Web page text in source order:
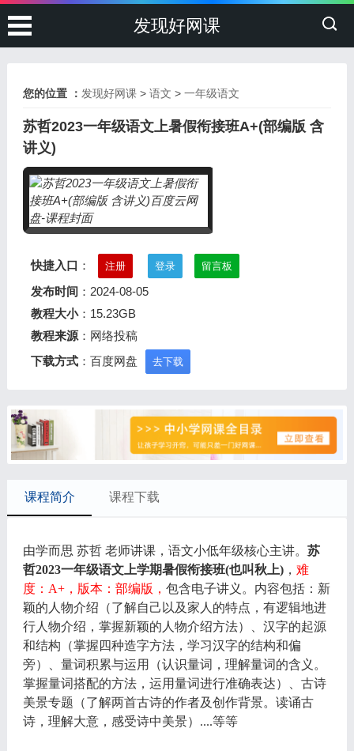
发现好网课
您的位置 ： 发现好网课> 语文 > 一年级语文
苏哲2023一年级语文上暑假衔接班A+(部编版 含
讲义)
快捷入口 ： 注册 登录 留言板
发布时间 ：2024-08-05
教程大小：15.23GB
教程来源：网络投稿
下载方式：百度网盘 去下载
课程简介 课程下载
由学而思 苏哲 老师讲课，语文小低年级核心主讲。 苏
哲2023一年级语文上学期暑假衔接班(也叫秋上)， 难
度：A+，版本：部编版， 包含电子讲义。内容包括：新
颖的人物介绍（了解自己以及家人的特点，有逻辑地进
行人物介绍，掌握新颖的人物介绍方法）、汉字的起源
和结构（掌握四种造字方法，学习汉字的结构和偏
旁）、量词积累与运用（认识量词，理解量词的含义。
掌握量词搭配的方法，运用量词进行准确表达）、古诗
美景专题（了解两首古诗的作者及创作背景。读诵古
诗，理解大意，感受诗中美景）....等等